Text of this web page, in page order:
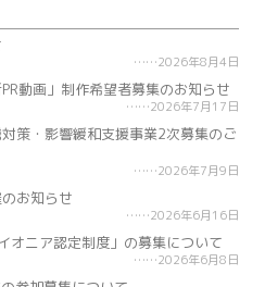
2026年8月4日
動画」制作希望者募集のお知らせ
2026年7月17日
策・影響緩和支援事業2次募集のご
2026年7月9日
お知らせ
2026年6月16日
オニア認定制度」の募集について
2026年6月8日